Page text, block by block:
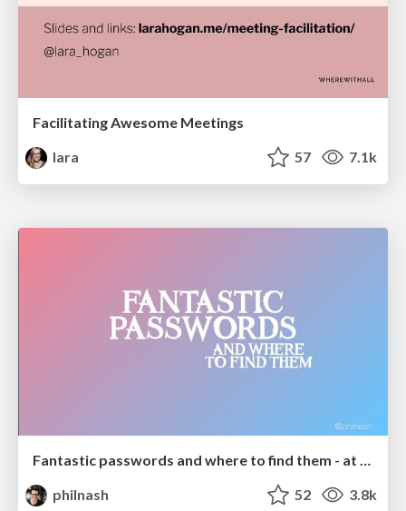
Facilitating Awesome Meetings
lara
57 7.1k
Fantastic passwords and where to find them - at NoRuKo
philnash
52 3.8k